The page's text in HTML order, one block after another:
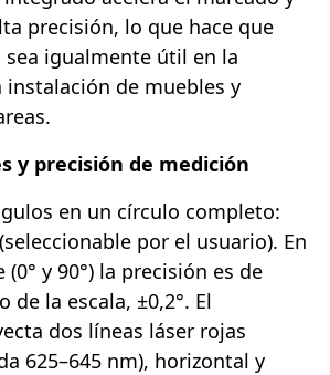
precisión, lo que hace que
igualmente útil en la
de muebles y
y precisión de medición
en un círculo completo:
por el usuario). En
y 90°) la precisión es de
de la escala, ±0,2°. El
dos líneas láser rojas
625–645 nm), horizontal y